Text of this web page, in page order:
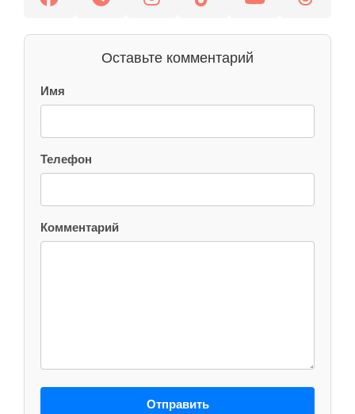
Оставьте комментарий
Имя
Телефон
Комментарий
Отправить